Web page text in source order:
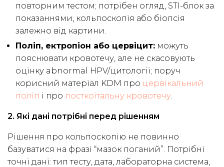
повторним тестом; потрібен огляд, STI-блок за
показаннями, кольпоскопія або біопсія
залежно від картини.
Поліп, ектропіон або цервіцит: можуть
пояснювати кровотечу, але не скасовують
оцінку abnormal HPV/цитології; поруч
корисний матеріал KDM про цервікальний
поліп і про посткоїтальну кровотечу.
2. Які дані потрібні перед рішенням
Рішення про кольпоскопію не повинно
базуватися на фразі “мазок поганий”. Потрібні
точні дані: тип тесту, дата, лабораторна система,